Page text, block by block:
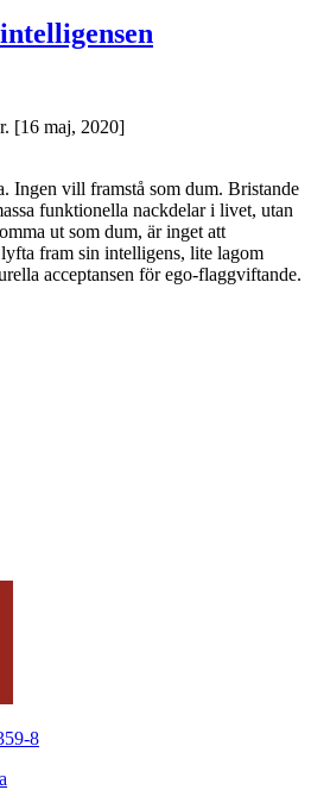
[16 maj, 2020]
Ingen vill framstå som dum. Bristande
funktionella nackdelar i livet, utan
ut som dum, är inget att
fram sin intelligens, lite lagom
acceptansen för ego-flaggviftande.